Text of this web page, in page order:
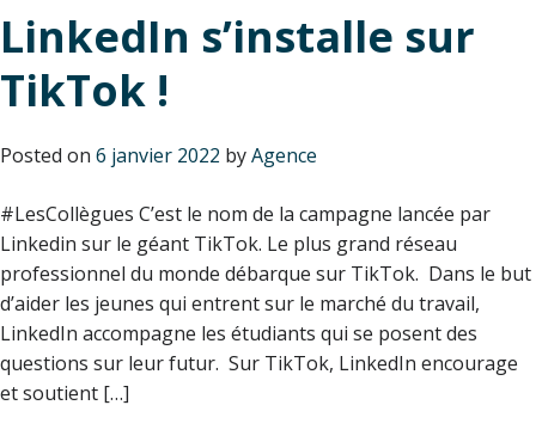
LinkedIn s’installe sur
TikTok !
Posted on 6 janvier 2022 byAgence
#LesCollègues C’est le nom de la campagne lancée par
Linkedin sur le géant TikTok. Le plus grand réseau
professionnel du monde débarque sur TikTok. Dans le but
d’aider les jeunes qui entrent sur le marché du travail,
LinkedIn accompagne les étudiants qui se posent des
questions sur leur futur. Sur TikTok, LinkedIn encourage
et soutient […]